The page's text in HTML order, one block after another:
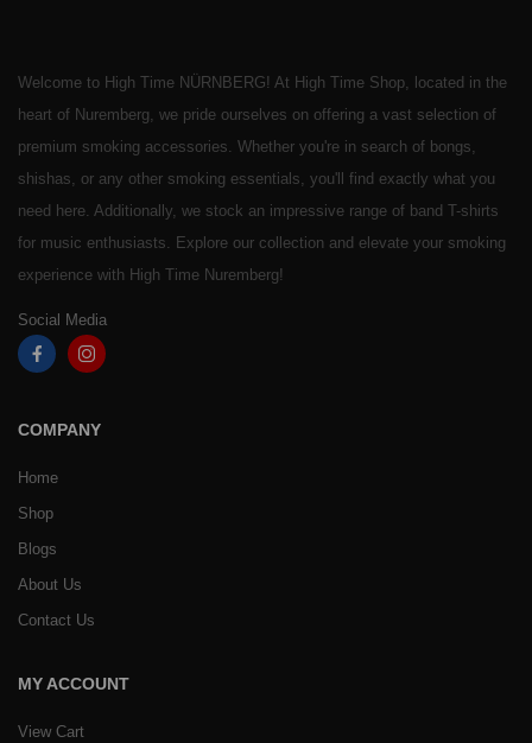
Welcome to High Time NÜRNBERG! At High Time Shop, located in the
heart of Nuremberg, we pride ourselves on offering a vast selection of
premium smoking accessories. Whether you're in search of bongs,
shishas, or any other smoking essentials, you'll find exactly what you
need here. Additionally, we stock an impressive range of band T-shirts
for music enthusiasts. Explore our collection and elevate your smoking
experience with High Time Nuremberg!
Social Media
COMPANY
Home
Shop
Blogs
About Us
Contact Us
MY ACCOUNT
View Cart